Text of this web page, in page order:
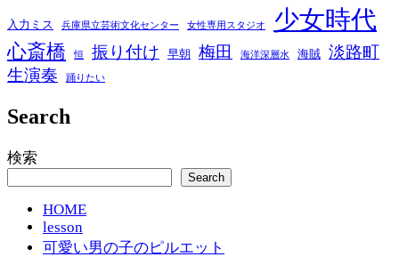
入力ミス 兵庫県立芸術文化センター 女性専用スタジオ 少女時代
心斎橋 恒 振り付け 早朝 梅田 海洋深層水 海賊 淡路町
生演奏
踊りたい
Search
検索
Search
HOME
lesson
可愛い男の子のピルエット